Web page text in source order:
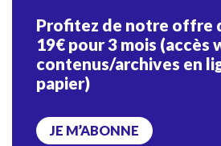
Profitez de notre offre
19€ pour 3 mois (accès
contenus/archives en
papier)
JE M’ABONNE